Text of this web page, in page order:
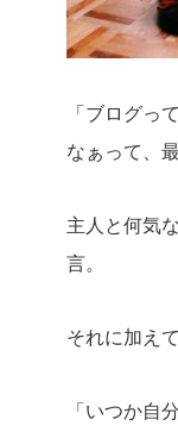
「ブログっ
なぁって、
主人と何気
言。
それに加えて
「いつか自